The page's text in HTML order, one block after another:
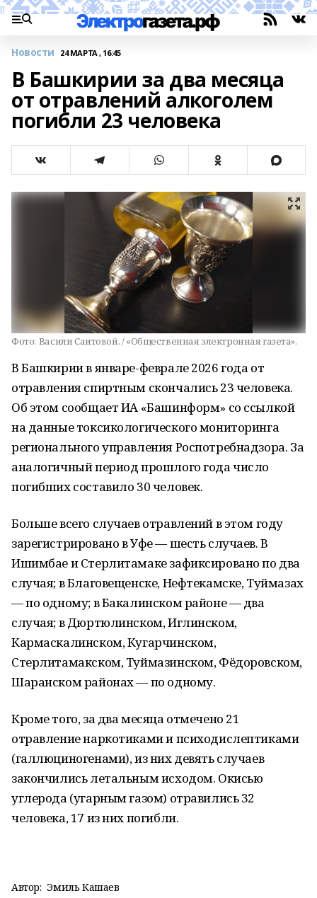
Новости 24 МАРТА , 16:45
В Башкирии за два месяца
от отравлений алкоголем
погибли 23 человека
Фото: Васили Саитовой. / «Общественная электронная газета».
В Башкирии в январе-феврале 2026 года от
отравления спиртным скончались 23 человека.
Об этом сообщает ИА «Башинформ» со ссылкой
на данные токсикологического мониторинга
регионального управления Роспотребнадзора. За
аналогичный период прошлого года число
погибших составило 30 человек.
Больше всего случаев отравлений в этом году
зарегистрировано в Уфе — шесть случаев. В
Ишимбае и Стерлитамаке зафиксировано по два
случая; в Благовещенске, Нефтекамске, Туймазах
— по одному; в Бакалинском районе — два
случая; в Дюртюлинском, Иглинском,
Кармаскалинском, Кугарчинском,
Стерлитамакском, Туймазинском, Фёдоровском,
Шаранском районах — по одному.
Кроме того, за два месяца отмечено 21
отравление наркотиками и психодислептиками
(галлюциногенами), из них девять случаев
закончились летальным исходом. Окисью
углерода (угарным газом) отравились 32
человека, 17 из них погибли.
Автор: Эмиль Кашаев